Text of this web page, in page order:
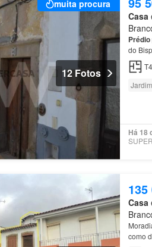
muita procura
12 Fotos
Casa
Prédio
do
T4
Jardim
Há 18
135
Casa
como